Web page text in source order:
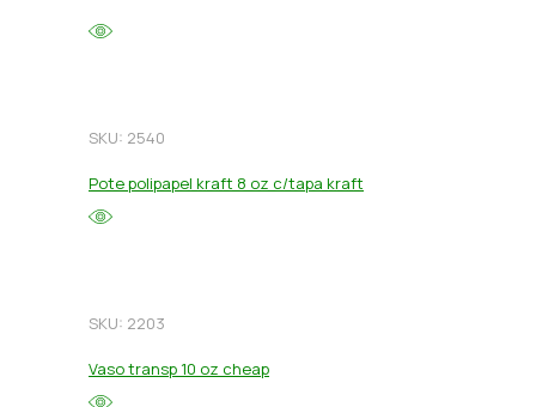
SKU: 2540
Pote polipapel kraft 8 oz c/tapa kraft
SKU: 2203
Vaso transp 10 oz cheap